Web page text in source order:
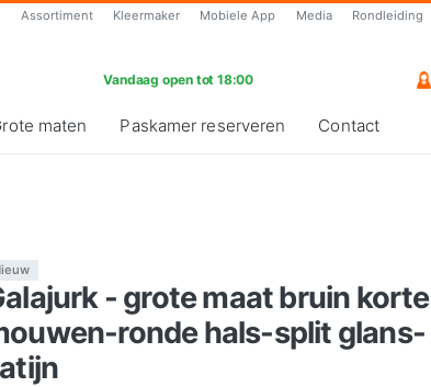
Assortiment Kleermaker Mobiele App Media Rondleiding
Vandaag open tot 18:00
maten Paskamer reserveren Contact
- grote maat bruin korte
ronde hals-split glans-